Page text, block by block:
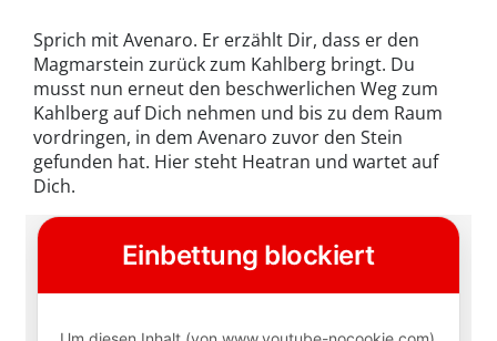
Sprich mit Avenaro. Er erzählt Dir, dass er den
Magmarstein zurück zum Kahlberg bringt. Du
musst nun erneut den beschwerlichen Weg zum
Kahlberg auf Dich nehmen und bis zu dem Raum
vordringen, in dem Avenaro zuvor den Stein
gefunden hat. Hier steht Heatran und wartet auf
Dich.